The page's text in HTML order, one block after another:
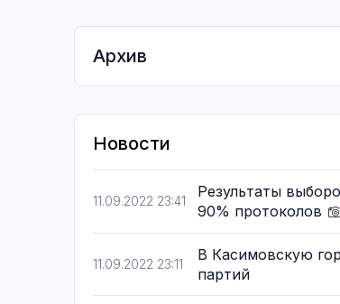
Архив
Новости
11.09.2022 23:41
Результаты
90% протоколов
11.09.2022 23:11
В Касимовскую
партий